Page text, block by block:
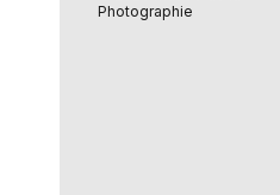
Photographie